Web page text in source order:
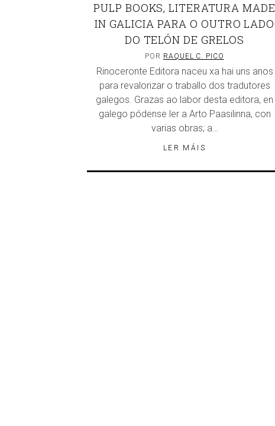
PULP BOOKS, LITERATURA MADE
IN GALICIA PARA O OUTRO LADO
DO TELÓN DE GRELOS
POR RAQUEL C. PICO
Rinoceronte Editora naceu xa hai uns anos
para revalorizar o traballo dos tradutores
galegos. Grazas ao labor desta editora, en
galego pódense ler a Arto Paasilinna, con
varias obras; a…
LER MÁIS